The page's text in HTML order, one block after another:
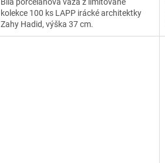
kolekce 100 ks LAPP irácké architektky
Zahy Hadid, výška 37 cm.